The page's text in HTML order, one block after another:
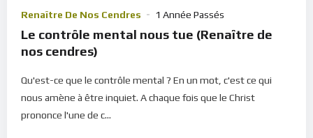
Renaître De Nos Cendres 1 Année Passés
Le contrôle mental nous tue (Renaître de
nos cendres)
Qu'est-ce que le contrôle mental ? En un mot, c'est ce qui
nous amène à être inquiet. A chaque fois que le Christ
prononce l'une de c...